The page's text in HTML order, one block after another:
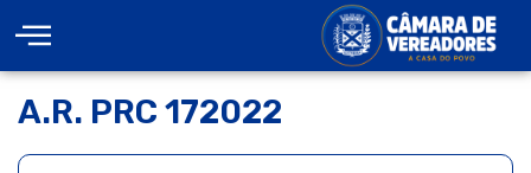
A.R. PRC 172022